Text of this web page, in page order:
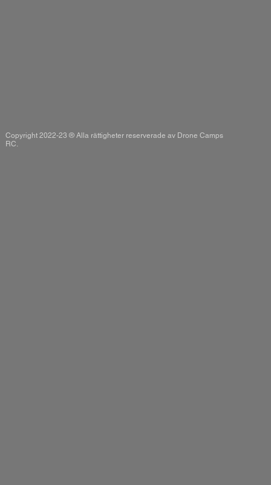
Copyright 2022-23 ® Alla rättigheter reserverade av Drone Camps
RC.